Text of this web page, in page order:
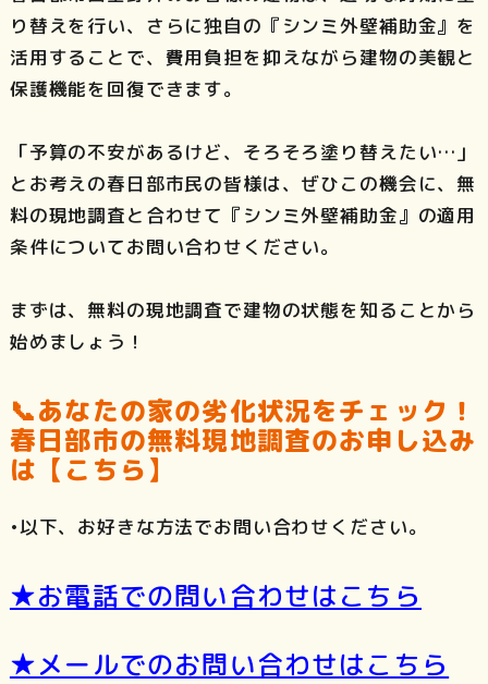
り替えを行い、さらに独自の『シンミ外壁補助金』を
活用することで、費用負担を抑えながら建物の美観と
保護機能を回復できます。
「予算の不安があるけど、そろそろ塗り替えたい…」
とお考えの春日部市民の皆様は、ぜひこの機会に、無
料の現地調査と合わせて『シンミ外壁補助金』の適用
条件についてお問い合わせください。
まずは、無料の現地調査で建物の状態を知ることから
始めましょう！
📞あなたの家の劣化状況をチェック！
春日部市の無料現地調査のお申し込み
は【こちら】
•以下、お好きな方法でお問い合わせください。
★お電話での問い合わせはこちら
★メールでのお問い合わせはこちら